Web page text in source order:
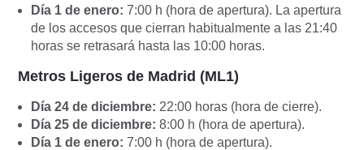
Día 1 de enero: 7:00 h (hora de apertura). La apertura
de los accesos que cierran habitualmente a las 21:40
horas se retrasará hasta las 10:00 horas.
Metros Ligeros de Madrid (ML1)
Día 24 de diciembre: 22:00 horas (hora de cierre).
Día 25 de diciembre: 8:00 h (hora de apertura).
Día 1 de enero: 7:00 h (hora de apertura).